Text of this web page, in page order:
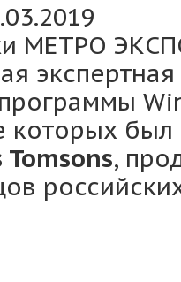
МЕТРО
экспертная
которых
,